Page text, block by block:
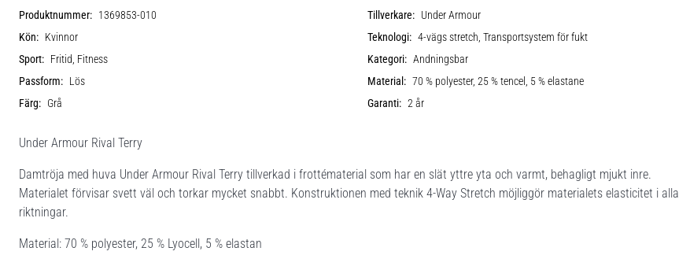
Produktnummer: 1369853-010 Tillverkare: Under Armour
Kön: Kvinnor Teknologi: 4-vägs stretch, Transportsystem för fukt
Sport: Fritid, Fitness Kategori: Andningsbar
Passform: Lös Material: 70 % polyester, 25 % tencel, 5 % elastane
Färg: Grå Garanti: 2 år
Under Armour Rival Terry
Damtröja med huva Under Armour Rival Terry tillverkad i frottématerial som har en slät yttre yta och varmt, behagligt mjukt inre.
Materialet förvisar svett väl och torkar mycket snabbt. Konstruktionen med teknik 4-Way Stretch möjliggör materialets elasticitet i alla
riktningar.
Material: 70 % polyester, 25 % Lyocell, 5 % elastan